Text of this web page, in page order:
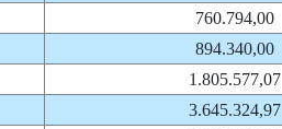
760.794,00
894.340,00
1.805.577,07
3.645.324,97